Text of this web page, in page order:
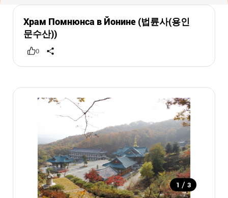
Храм Помнюнса в Йонине (법륜사(용인
문수산))
0
1 / 3